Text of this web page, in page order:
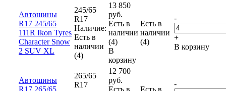
Автошины
R17 245/65
111R Ikon Tyres
Character Snow
2 SUV XL
245/65
R17
Наличие:
Есть в
наличии
(4)
13 850
руб.
Есть в
наличии
(4)
В
корзину
Есть в
наличии
(4)
-
+
В корзину
Автошины
R17 265/65
265/65
R17
12 700
руб.
Есть в
Есть в
-